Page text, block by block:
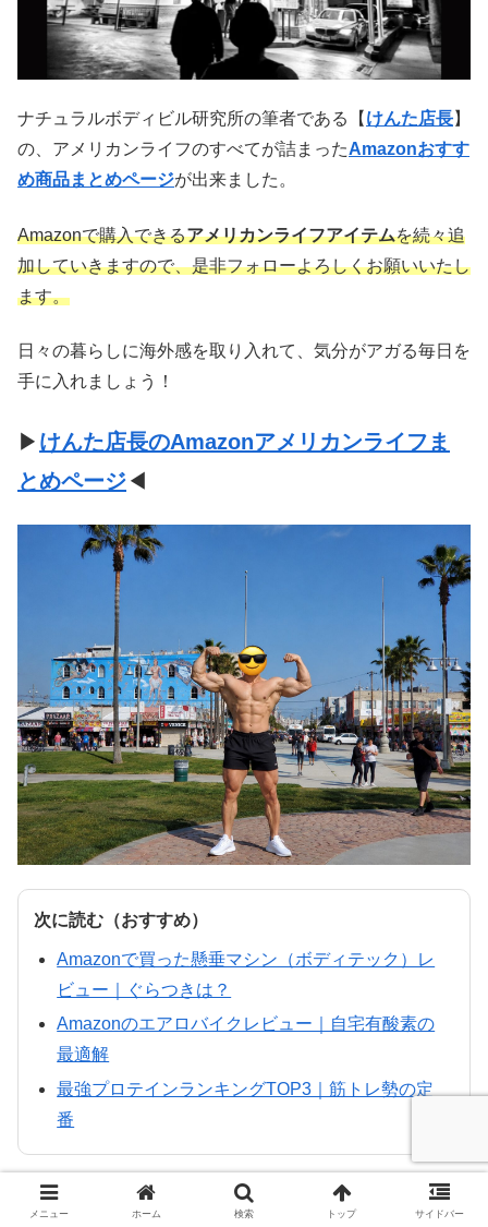
ナチュラルボディビル研究所の筆者である【 けんた店長】
の、アメリカンライフのすべてが詰まったAmazonおすす
め商品まとめページが出来ました。
Amazonで購入できるアメリカンライフアイテムを続々追
加していきますので、是非フォローよろしくお願いいたし
ます。
日々の暮らしに海外感を取り入れて、気分がアガる毎日を
手に入れましょう！
▶ けんた店長のAmazonアメリカンライフま
とめページ◀
次に読む（おすすめ）
Amazonで買った懸垂マシン（ボディテック）レ
ビュー｜ぐらつきは？
Amazonのエアロバイクレビュー｜自宅有酸素の
最適解
最強プロテインランキングTOP3｜筋トレ勢の定
番
TOP 筋肉、筋肥大 グアム完全攻略
メニュー ホーム 検索 トップ サイドバー